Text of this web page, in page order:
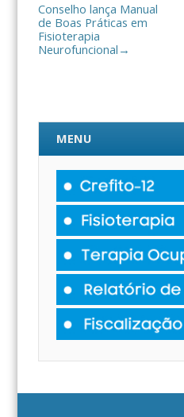
Conselho lança Manual
de Boas Práticas em
Fisioterapia
Neurofuncional →
MENU